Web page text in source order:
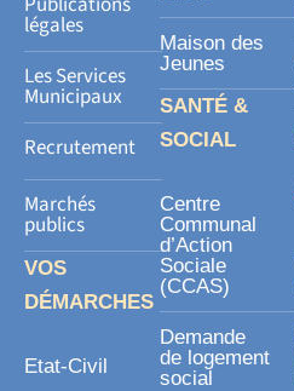
légales
Les Services
Municipaux
Recrutement
Marchés
publics
VOS
DÉMARCHES
Etat-Civil
Maison des
Jeunes
SANTÉ &
SOCIAL
Centre
Communal
d’Action
Sociale
(CCAS)
Demande
de logement
social